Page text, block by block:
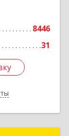
8446
31